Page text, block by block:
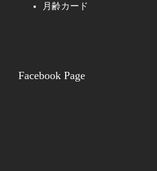
月齢カード
Facebook Page